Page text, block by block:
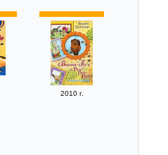
2010 г.